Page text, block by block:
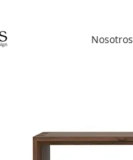
Nosotros